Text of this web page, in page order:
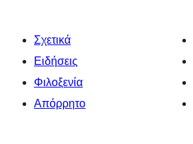
Σχετικά
Ειδήσεις
Φιλοξενία
Απόρρητο